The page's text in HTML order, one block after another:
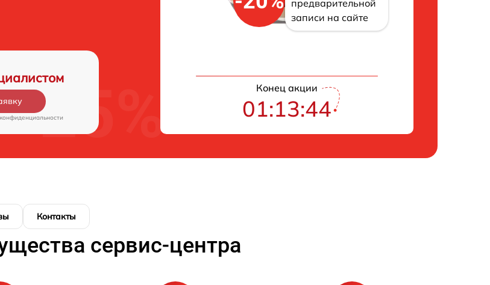
предварительной
записи на сайте
Конец акции
01:13:43
Контакты
сервис-центра